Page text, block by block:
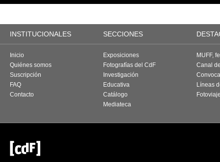
INSTITUCIONALES SECCIONES
Inicio
Quiénes somos
Suscripción
FAQ
Contacto
Exposiciones
Fotografías del CdF
Investigación
Educativa
Catálogo
Mediateca
MUFF,
Canal
Líneas